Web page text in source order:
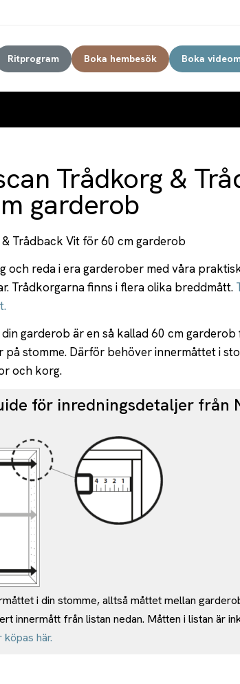
Ritprogram Boka hembesök Boka
Trådkorg &
garderob
Trådback Vit för 60 cm garderob
och reda i era garderober med våra
Trådkorgarna finns i flera olika breddmått.
garderob är en så kallad 60 cm garderob
på stomme. Därför behöver innermåttet i
och korg.
för inredningsdetaljer från
i din stomme, alltså måttet mellan
innermått från listan nedan. Måtten i listan är
här.